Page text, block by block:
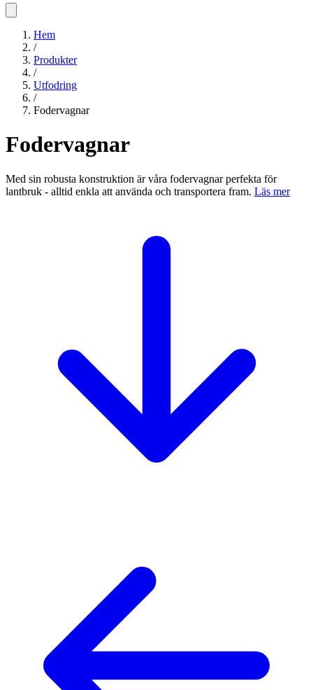
Hem
/
Produkter
/
Utfodring
/
Fodervagnar
Fodervagnar
Med sin robusta konstruktion är våra fodervagnar perfekta för
lantbruk - alltid enkla att använda och transportera fram. Läs mer